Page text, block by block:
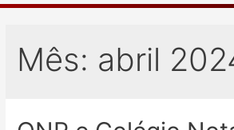
Mês: abril